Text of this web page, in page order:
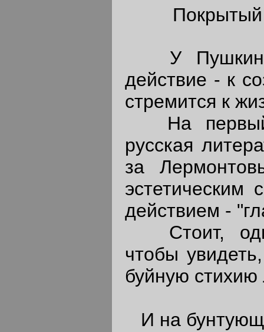
Покрытый
У Пушкина
действие - к
стремится к
На первый
русская
за
эстетическим
действием -
Стоит,
чтобы
буйную
И на